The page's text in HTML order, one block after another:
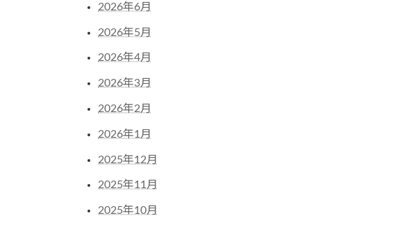
2026年6月
2026年5月
2026年4月
2026年3月
2026年2月
2026年1月
2025年12月
2025年11月
2025年10月